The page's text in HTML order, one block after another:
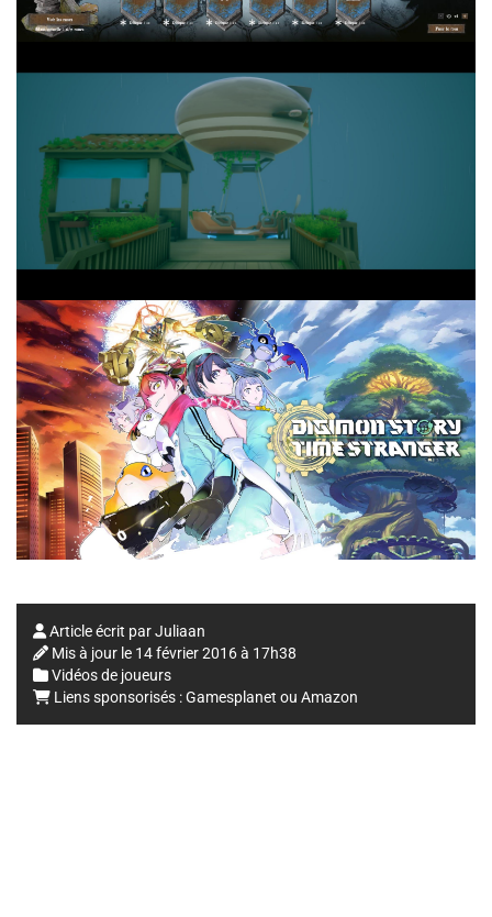
Article écrit parJuliaan
Mis à jour le 14 février 2016 à 17h38
Vidéos de joueurs
Liens sponsorisés :Gamesplanet ou Amazon